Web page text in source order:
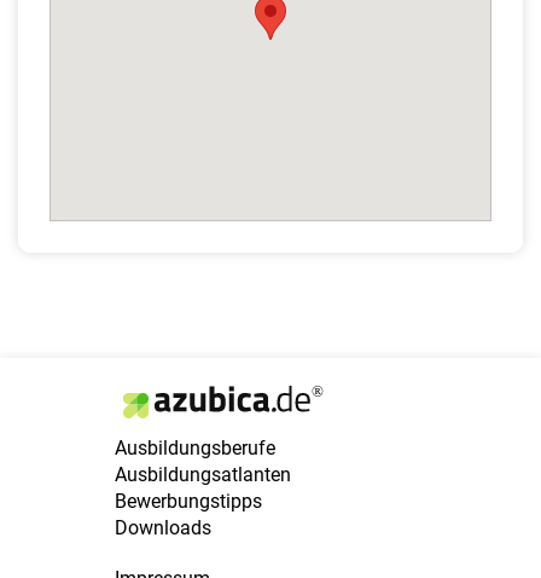
Ausbildungsberufe
Ausbildungsatlanten
Bewerbungstipps
Downloads